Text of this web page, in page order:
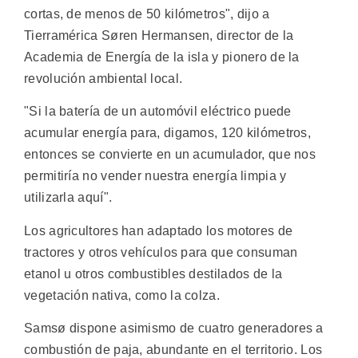
cortas, de menos de 50 kilómetros", dijo a
Tierramérica Søren Hermansen, director de la
Academia de Energía de la isla y pionero de la
revolución ambiental local.
"Si la batería de un automóvil eléctrico puede
acumular energía para, digamos, 120 kilómetros,
entonces se convierte en un acumulador, que nos
permitiría no vender nuestra energía limpia y
utilizarla aquí".
Los agricultores han adaptado los motores de
tractores y otros vehículos para que consuman
etanol u otros combustibles destilados de la
vegetación nativa, como la colza.
Samsø dispone asimismo de cuatro generadores a
combustión de paja, abundante en el territorio. Los